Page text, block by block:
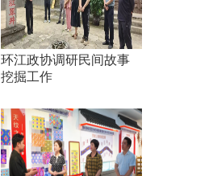
环江政协调研民间故事
挖掘工作